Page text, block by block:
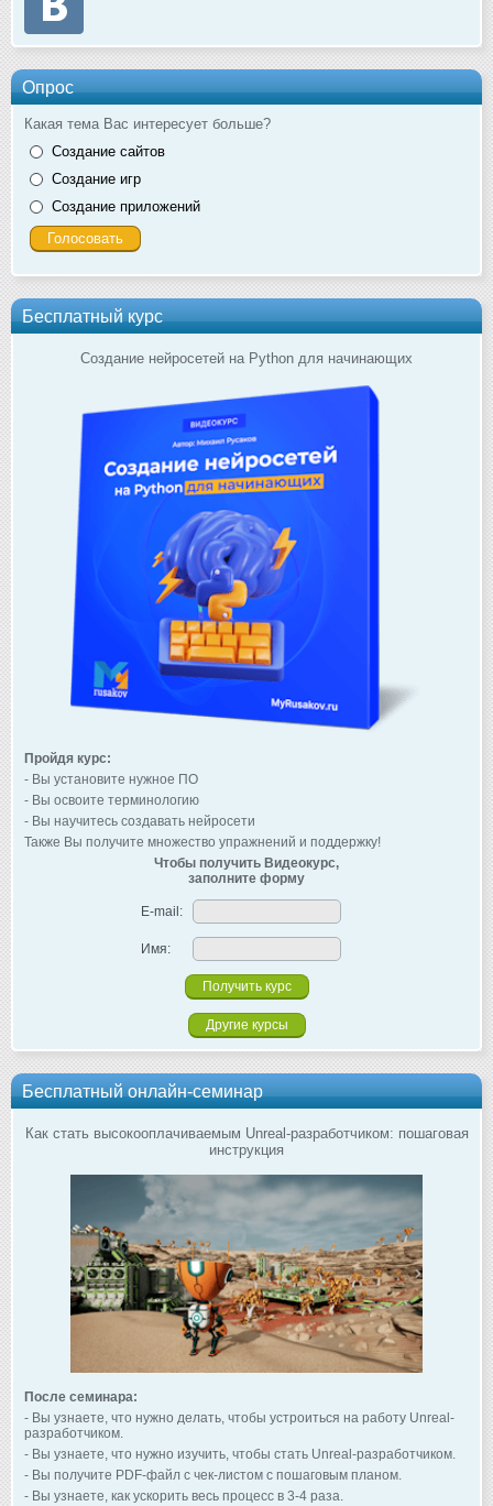
Опрос
Какая тема Вас интересует больше?
Создание сайтов
Создание игр
Создание приложений
Бесплатный курс
Создание нейросетей на Python для начинающих
Пройдя курс:
- Вы установите нужное ПО
- Вы освоите терминологию
- Вы научитесь создавать нейросети
Также Вы получите множество упражнений и поддержку!
Чтобы получить Видеокурс,
заполните форму
E-mail:
Имя:
Другие курсы
Бесплатный онлайн-семинар
Как стать высокооплачиваемым Unreal-разработчиком: пошаговая
инструкция
После семинара:
- Вы узнаете, что нужно делать, чтобы устроиться на работу Unreal-
разработчиком.
- Вы узнаете, что нужно изучить, чтобы стать Unreal-разработчиком.
- Вы получите PDF-файл с чек-листом с пошаговым планом.
- Вы узнаете, как ускорить весь процесс в 3-4 раза.